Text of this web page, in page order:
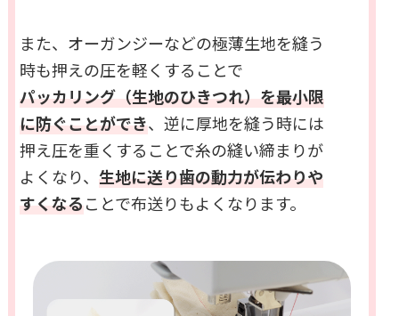
また、オーガンジーなどの極薄生地を縫う
時も押えの圧を軽くすることで
パッカリング（生地のひきつれ）を最小限
に防ぐことができ、逆に厚地を縫う時には
押え圧を重くすることで糸の縫い締まりが
よくなり、 生地に送り歯の動力が伝わりや
すくなることで布送りもよくなります。